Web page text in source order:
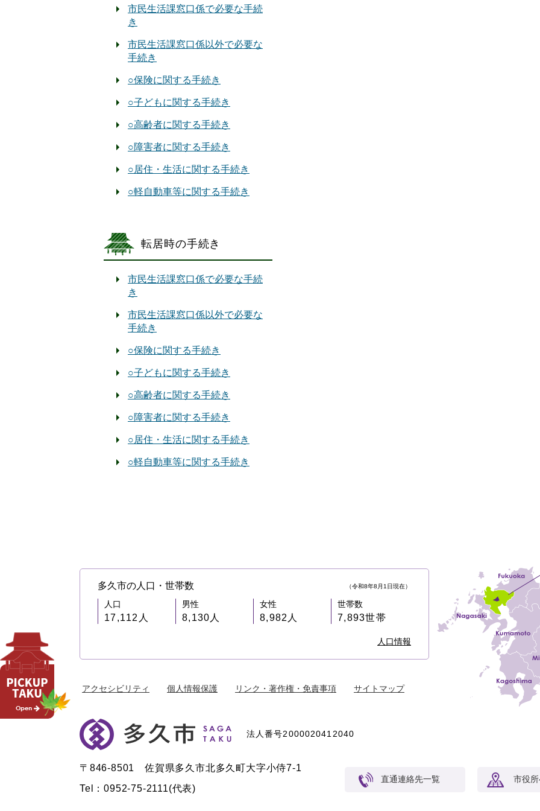
市民生活課窓口係で必要な手続
き
市民生活課窓口係以外で必要な
手続き
○保険に関する手続き
○子どもに関する手続き
○高齢者に関する手続き
○障害者に関する手続き
○居住・生活に関する手続き
○軽自動車等に関する手続き
転居時の手続き
市民生活課窓口係で必要な手続
き
市民生活課窓口係以外で必要な
手続き
○保険に関する手続き
○子どもに関する手続き
○高齢者に関する手続き
○障害者に関する手続き
○居住・生活に関する手続き
○軽自動車等に関する手続き
多久市の人口・世帯数 （令和8年8月1日現在）
人口
17,112人
男性
8,130人
女性
8,982人
世帯数
7,893世帯
人口情報
アクセシビリティ 個人情報保護 リンク・著作権・免責事項 サイトマップ
法人番号2000020412040
〒846-8501 佐賀県多久市北多久町大字小侍7-1
Tel：0952-75-2111(代表)
直通連絡先一覧 市役